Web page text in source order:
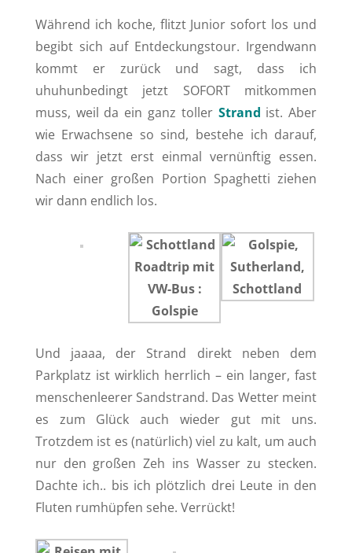
Während ich koche, flitzt Junior sofort los und
begibt sich auf Entdeckungstour. Irgendwann
kommt er zurück und sagt, dass ich
uhuhunbedingt jetzt SOFORT mitkommen
muss, weil da ein ganz toller Strand ist. Aber
wie Erwachsene so sind, bestehe ich darauf,
dass wir jetzt erst einmal vernünftig essen.
Nach einer großen Portion Spaghetti ziehen
wir dann endlich los.
Und jaaaa, der Strand direkt neben dem
Parkplatz ist wirklich herrlich – ein langer, fast
menschenleerer Sandstrand. Das Wetter meint
es zum Glück auch wieder gut mit uns.
Trotzdem ist es (natürlich) viel zu kalt, um auch
nur den großen Zeh ins Wasser zu stecken.
Dachte ich.. bis ich plötzlich drei Leute in den
Fluten rumhüpfen sehe. Verrückt!